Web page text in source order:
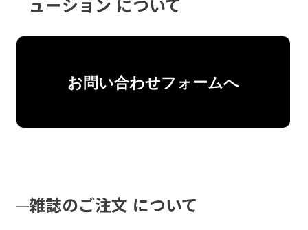
ューション について
お問い合わせフォームへ
雑誌のご注文 について